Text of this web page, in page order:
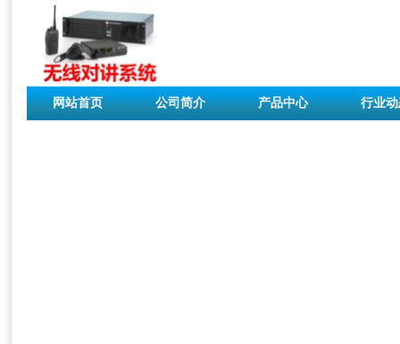
网站首页 公司简介 产品中心 行业